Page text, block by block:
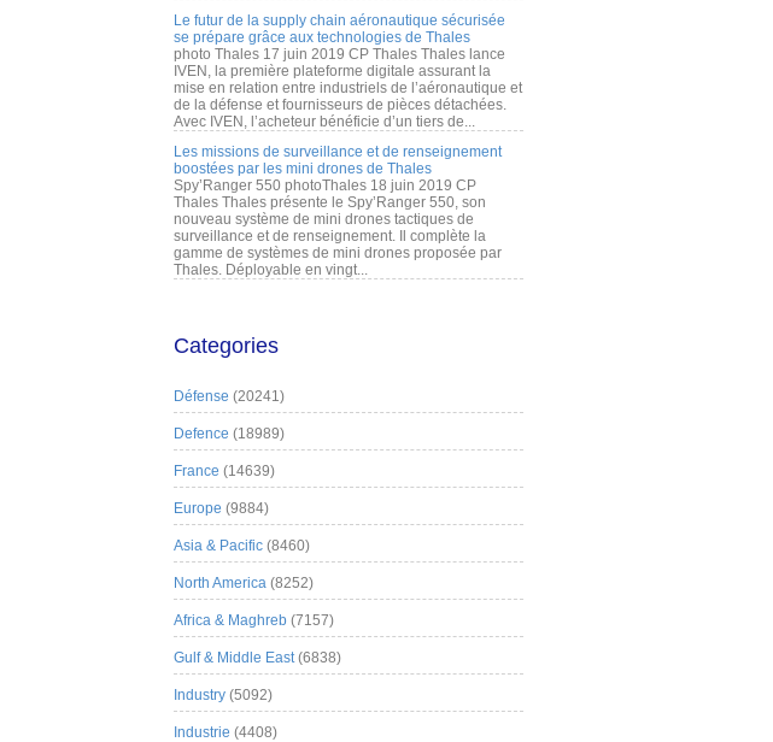
Le futur de la supply chain aéronautique sécurisée
se prépare grâce aux technologies de Thales
photo Thales 17 juin 2019 CP Thales Thales lance
IVEN, la première plateforme digitale assurant la
mise en relation entre industriels de l’aéronautique et
de la défense et fournisseurs de pièces détachées.
Avec IVEN, l’acheteur bénéficie d’un tiers de...
Les missions de surveillance et de renseignement
boostées par les mini drones de Thales
Spy’Ranger 550 photoThales 18 juin 2019 CP
Thales Thales présente le Spy’Ranger 550, son
nouveau système de mini drones tactiques de
surveillance et de renseignement. Il complète la
gamme de systèmes de mini drones proposée par
Thales. Déployable en vingt...
Categories
Défense (20241)
Defence (18989)
France (14639)
Europe (9884)
Asia & Pacific (8460)
North America (8252)
Africa & Maghreb (7157)
Gulf & Middle East(6838)
Industry (5092)
Industrie (4408)